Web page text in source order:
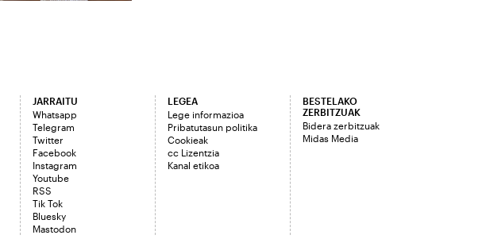
JARRAITU
Whatsapp
Telegram
Twitter
Facebook
Instagram
Youtube
RSS
Tik Tok
Bluesky
Mastodon
LEGEA
Lege informazioa
Pribatutasun politika
Cookieak
cc Lizentzia
Kanal etikoa
BESTELAKO
ZERBITZUAK
Bidera zerbitzuak
Midas Media